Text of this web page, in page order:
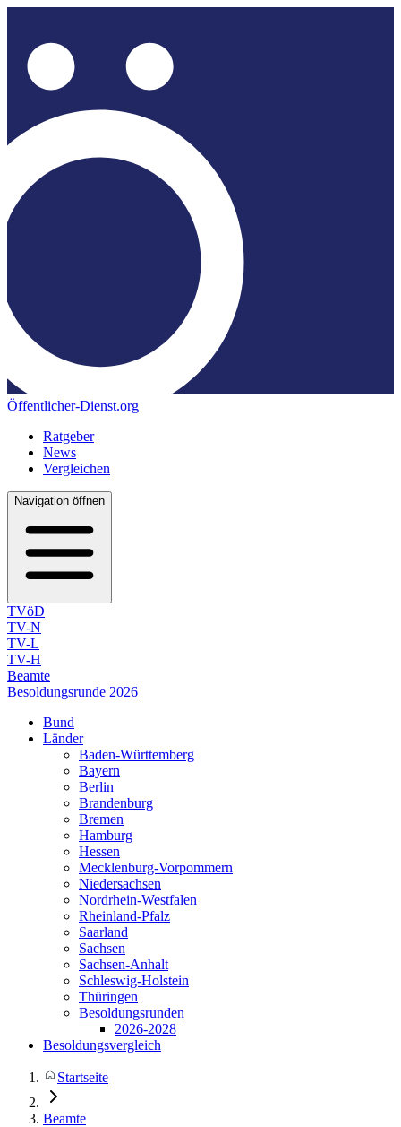
Öffentlicher-Dienst.org
Ratgeber
News
Vergleichen
Navigation öffnen
TVöD
TV-N
TV-L
TV-H
Beamte
Besoldungsrunde 2026
Bund
Länder
Baden-Württemberg
Bayern
Berlin
Brandenburg
Bremen
Hamburg
Hessen
Mecklenburg-Vorpommern
Niedersachsen
Nordrhein-Westfalen
Rheinland-Pfalz
Saarland
Sachsen
Sachsen-Anhalt
Schleswig-Holstein
Thüringen
Besoldungsrunden
2026-2028
Besoldungsvergleich
Startseite
Beamte